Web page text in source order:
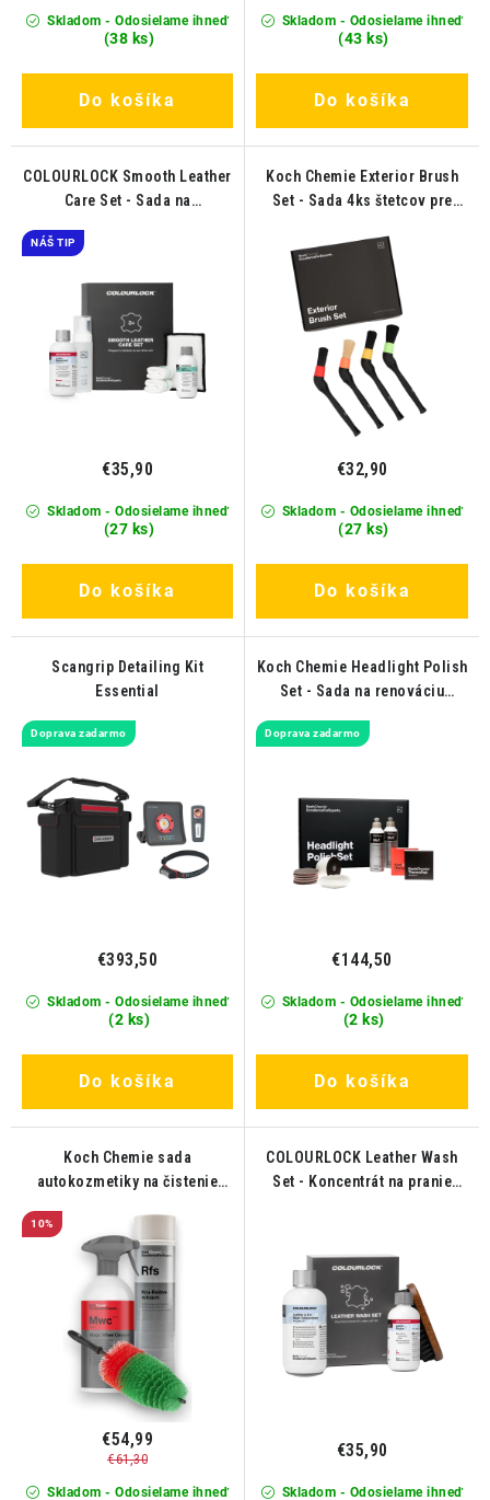
Skladom - Odosielame ihneď
(38 ks)
Do košíka
Skladom - Odosielame ihneď
(43 ks)
Do košíka
COLOURLOCK Smooth Leather
Care Set - Sada na
NÁŠ TIP
Skladom - Odosielame ihneď
(27 ks)
€35,90
Do košíka
Koch Chemie Exterior Brush
Set - Sada 4ks štetcov pre
Skladom - Odosielame ihneď
(27 ks)
€32,90
Do košíka
Scangrip Detailing Kit
Essential
Doprava zadarmo
Skladom - Odosielame ihneď
(2 ks)
€393,50
Do košíka
Koch Chemie Headlight Polish
Set - Sada na renováciu
Doprava zadarmo
Skladom - Odosielame ihneď
(2 ks)
€144,50
Do košíka
Koch Chemie sada
autokozmetiky na čistenie
10%
Skladom - Odosielame ihneď
€54,99
€61,30
COLOURLOCK Leather Wash
Set - Koncentrát na pranie
Skladom - Odosielame ihneď
€35,90